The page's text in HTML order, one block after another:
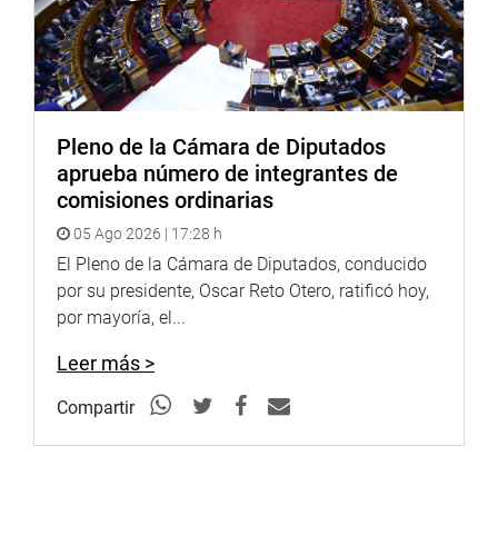
Pleno de la Cámara de Diputados
aprueba número de integrantes de
comisiones ordinarias
05 Ago 2026 | 17:28 h
El Pleno de la Cámara de Diputados, conducido
por su presidente, Oscar Reto Otero, ratificó hoy,
por mayoría, el...
Leer más >
Compartir